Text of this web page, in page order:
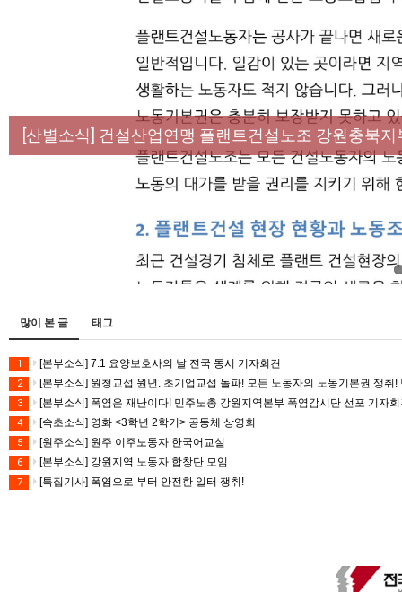
[성명] 막을 수 있었던 죽음, HL만도가 책임져라 : 청
[산별소식] 건설산업연맹 플랜트건설노조 강원충북지
[강릉,속초,원주,춘천] 폭염감시단 사업 이모저모
[조합원☆인터뷰] 서비스연맹 전국학교비정규직노동
[본부소식] 강원지역 노동자 합창단 모임
많이 본 글 태그
1 [본부소식] 7.1 요양보호사의 날 전국 동시 기자회견
2 [본부소식] 원청교섭 원년. 초기업교섭 돌파! 모든 노동자의 노동기본권 쟁취
3 [본부소식] 폭염은 재난이다! 민주노총 강원지역본부 폭염감시단 선포 기자
4 [속초소식] 영화 <3학년 2학기> 공동체 상영회
5 [원주소식] 원주 이주노동자 한국어교실
6 [본부소식] 강원지역 노동자 합창단 모임
7 [특집기사] 폭염으로 부터 안전한 일터 쟁취!